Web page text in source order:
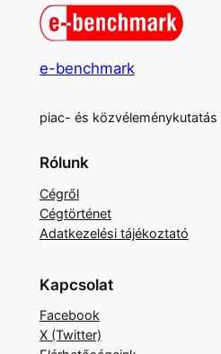
e-benchmark
piac- és közvéleménykutatás
Rólunk
Cégről
Cégtörténet
Adatkezelési tájékoztató
Kapcsolat
Facebook
X (Twitter)